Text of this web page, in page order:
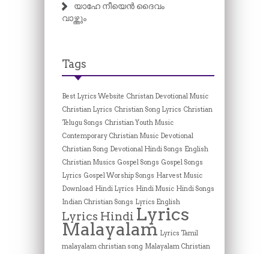
യാഹേ നീയെൻ ദൈവം
വാഴ്ത്തും
Tags
Best Lyrics Website Christan Devotional Music
Christian Lyrics Christian Song Lyrics Christian
Telugu Songs Christian Youth Music
Contemporary Christian Music Devotional
Christian Song Devotional Hindi Songs English
Christian Musics Gospel Songs Gospel Songs
Lyrics Gospel Worship Songs Harvest Music
Download Hindi Lyrics Hindi Music Hindi Songs
Indian Christian Songs Lyrics English
Lyrics Hindi Lyrics
Malayalam Lyrics Tamil
malayalam christian song Malayalam Christian